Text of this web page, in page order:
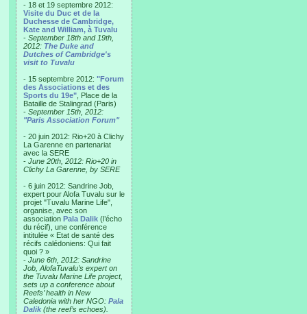
- 18 et 19 septembre 2012:
Visite du Duc et de la
Duchesse de Cambridge,
Kate and William, à Tuvalu
- September 18th and 19th,
2012: The Duke and
Dutches of Cambridge's
visit to Tuvalu
- 15 septembre 2012: "Forum
des Associations et des
Sports du 19e" , Place de la
Bataille de Stalingrad (Paris)
- September 15th, 2012:
"Paris Association Forum"
- 20 juin 2012: Rio+20 à Clichy
La Garenne en partenariat
avec la SERE
- June 20th, 2012: Rio+20 in
Clichy La Garenne, by SERE
- 6 juin 2012: Sandrine Job,
expert pour Alofa Tuvalu sur le
projet "Tuvalu Marine Life",
organise, avec son
association Pala Dalik (l’écho
du récif), une conférence
intitulée « Etat de santé des
récifs calédoniens: Qui fait
quoi ? »
- June 6th, 2012: Sandrine
Job, AlofaTuvalu’s expert on
the Tuvalu Marine Life project,
sets up a conference about
Reefs’ health in New
Caledonia with her NGO: Pala
Dalik (the reef’s echoes).